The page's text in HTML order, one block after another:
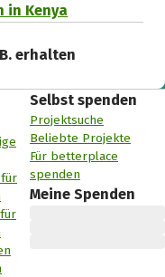
in Kenya
erhalten
Selbst spenden
Projektsuche
Beliebte Projekte
Für betterplace
spenden
Meine Spenden